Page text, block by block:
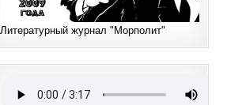
Литературный журнал "Морполит"